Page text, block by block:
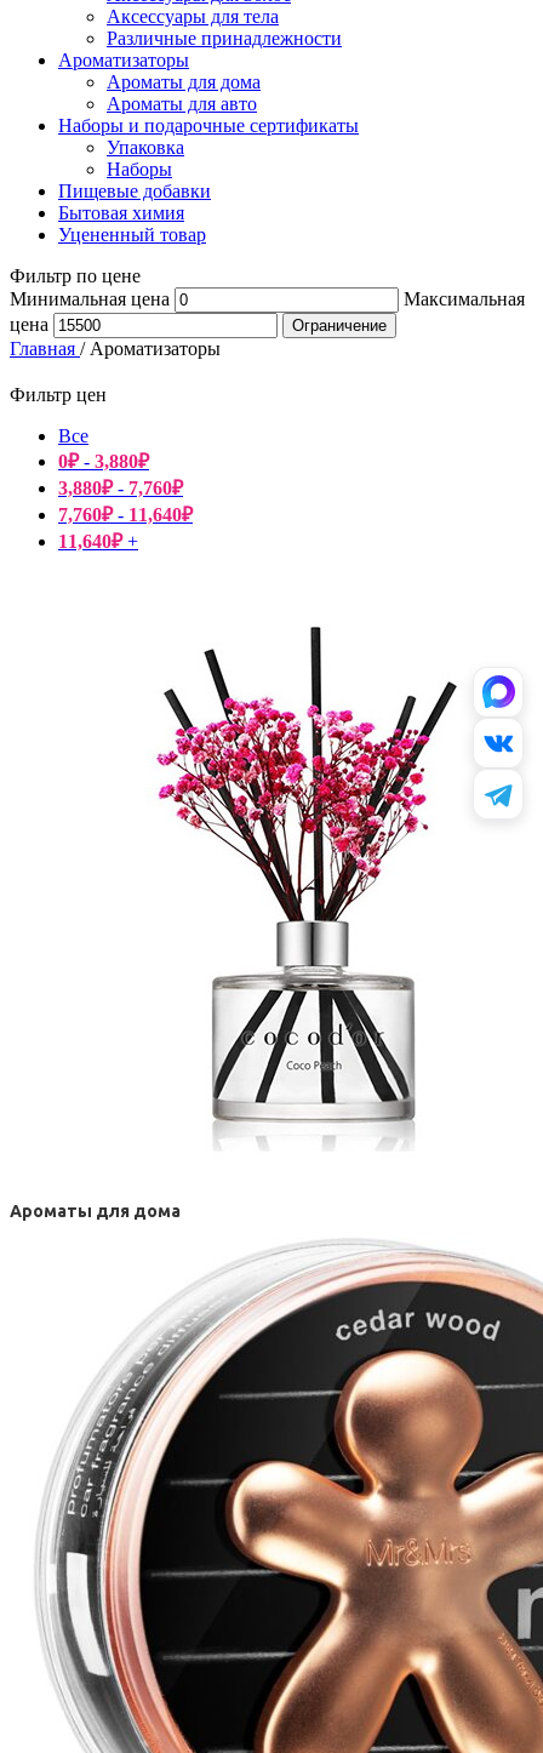
Аксессуары для тела
Различные принадлежности
Ароматизаторы
Ароматы для дома
Ароматы для авто
Наборы и подарочные сертификаты
Упаковка
Наборы
Пищевые добавки
Бытовая химия
Уцененный товар
Фильтр по цене
Минимальная цена
Максимальная
цена
Ограничение
Главная / Ароматизаторы
Фильтр цен
Все
0₽- 3,880₽
3,880₽- 7,760₽
7,760₽- 11,640₽
11,640₽+
Ароматы для дома